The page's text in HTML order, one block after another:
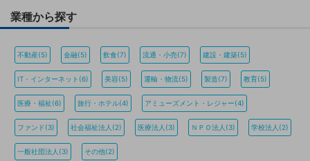
業種から探す
不動産(5) 金融(5) 飲食(7) 流通・小売(7) 建設・建築(5)
IT・インターネット(6) 美容(5) 運輸・物流(5) 製造(7) 教育(5)
医療・福祉(6) 旅行・ホテル(4) アミューズメント・レジャー(4)
ファンド(3) 社会福祉法人(2) 医療法人(3) ＮＰＯ法人(3) 学校法人(2)
一般社団法人(3) その他(2)